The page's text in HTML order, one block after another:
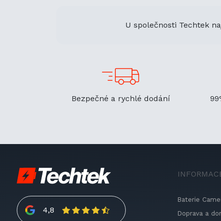
U společnosti Techtek
Bezpečné a rychlé dodání
4,8
Baterie
Doprava a